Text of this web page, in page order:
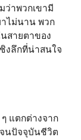
ว่าพวกเขามี
ไม่นาน พวก
สายตาของ
งลึกที่น่าสนใจ
แตกต่างจาก
จนปัจจุบันชีวิต